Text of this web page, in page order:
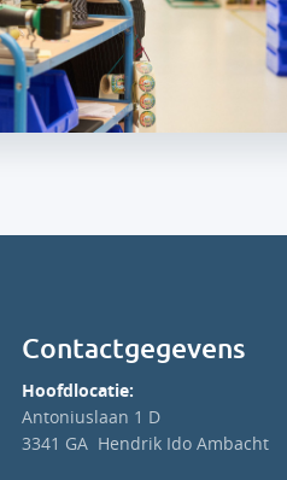
Contactgegevens
Hoofdlocatie:
Antoniuslaan 1 D
3341 GA Hendrik Ido Ambacht